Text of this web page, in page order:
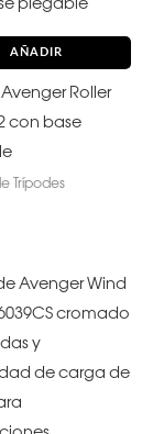
AÑADIR
Roller
con base
Trípodes